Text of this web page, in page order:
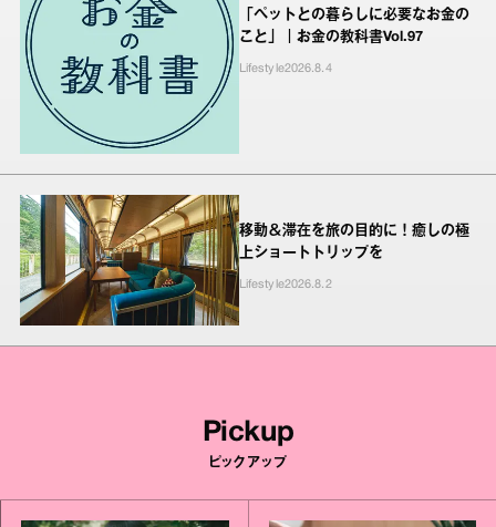
「ペットとの暮らしに必要なお金の
こと」｜お金の教科書Vol.97
Lifestyle2026.8.4
移動＆滞在を旅の目的に！癒しの極
上ショートトリップを
Lifestyle2026.8.2
Pickup
ピックアップ